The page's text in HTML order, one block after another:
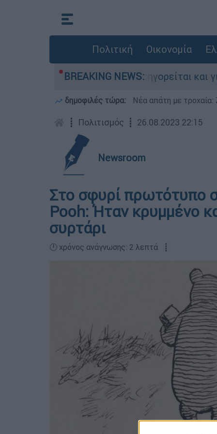
Πολιτική Οικονομία
BREAKING NEWS:
στην Ελλάδα - Κατηγορείται και για την
δημοφιλές τώρα: Νέα απάτη με τροχαία:
┋ Πολιτισμός ┋ 26.08.2023 22:15
Newsroom
Στο σφυρί πρωτότυπο
Pooh: Ήταν κρυμμένο
συρτάρι
🕛 χρόνος ανάγνωσης: 2 λεπτά ┋